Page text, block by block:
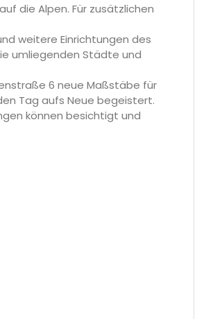
die Alpen. Für zusätzlichen
weitere Einrichtungen des
umliegenden Städte und
6 neue Maßstäbe für
Tag aufs Neue begeistert.
können besichtigt und